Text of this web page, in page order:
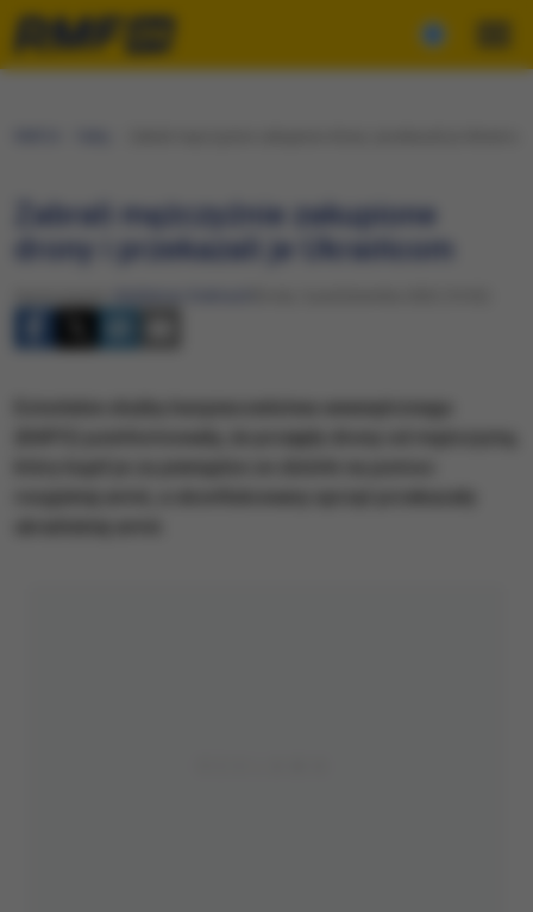
Zabrali mężczyźnie zakupione
drony i przekazali je Ukraińcom